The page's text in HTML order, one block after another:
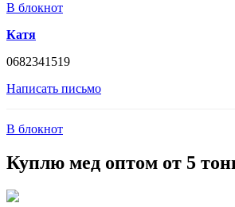
В блокнот
Катя
0682341519
Написать письмо
В блокнот
Куплю мед оптом от 5